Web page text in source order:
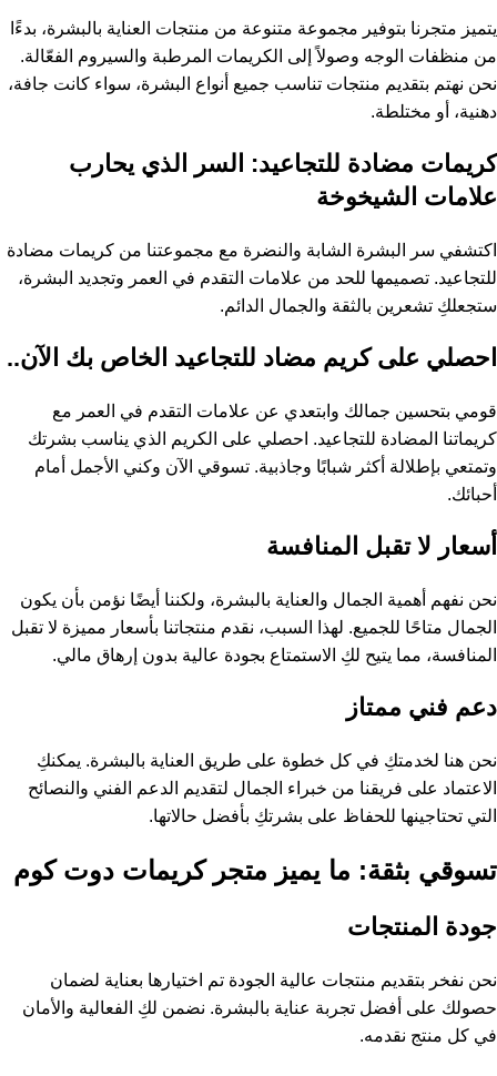
يتميز متجرنا بتوفير مجموعة متنوعة من منتجات العناية بالبشرة، بدءًا
من منظفات الوجه وصولاً إلى الكريمات المرطبة والسيروم الفعّالة.
نحن نهتم بتقديم منتجات تناسب جميع أنواع البشرة، سواء كانت جافة،
دهنية، أو مختلطة.
كريمات مضادة للتجاعيد: السر الذي يحارب
علامات الشيخوخة
اكتشفي سر البشرة الشابة والنضرة مع مجموعتنا من كريمات مضادة
للتجاعيد. تصميمها للحد من علامات التقدم في العمر وتجديد البشرة،
ستجعلكِ تشعرين بالثقة والجمال الدائم.
احصلي على كريم مضاد للتجاعيد الخاص بك الآن..
قومي بتحسين جمالك وابتعدي عن علامات التقدم في العمر مع
كريماتنا المضادة للتجاعيد. احصلي على الكريم الذي يناسب بشرتك
وتمتعي بإطلالة أكثر شبابًا وجاذبية. تسوقي الآن وكني الأجمل أمام
أحبائك.
أسعار لا تقبل المنافسة
نحن نفهم أهمية الجمال والعناية بالبشرة، ولكننا أيضًا نؤمن بأن يكون
الجمال متاحًا للجميع. لهذا السبب، نقدم منتجاتنا بأسعار مميزة لا تقبل
المنافسة، مما يتيح لكِ الاستمتاع بجودة عالية بدون إرهاق مالي.
دعم فني ممتاز
نحن هنا لخدمتكِ في كل خطوة على طريق العناية بالبشرة. يمكنكِ
الاعتماد على فريقنا من خبراء الجمال لتقديم الدعم الفني والنصائح
التي تحتاجينها للحفاظ على بشرتكِ بأفضل حالاتها.
تسوقي بثقة: ما يميز متجر كريمات دوت كوم
جودة المنتجات
نحن نفخر بتقديم منتجات عالية الجودة تم اختيارها بعناية لضمان
حصولك على أفضل تجربة عناية بالبشرة. نضمن لكِ الفعالية والأمان
في كل منتج نقدمه.